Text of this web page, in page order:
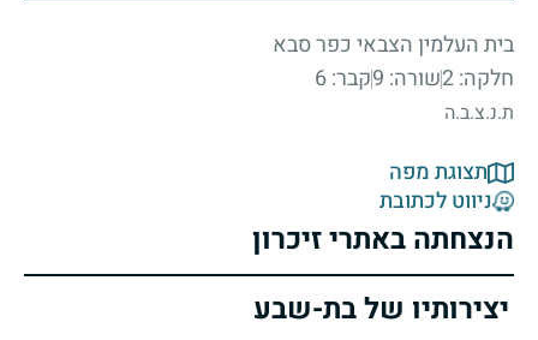
בית העלמין הצבאי כפר סבא
חלקה: 2
שורה: 9 קבר: 6
ת.נ.צ.ב.ה
תצוגת מפה
ניווט לכתובת
הנצחתה באתרי זיכרון
יצירותיו של בת-שבע